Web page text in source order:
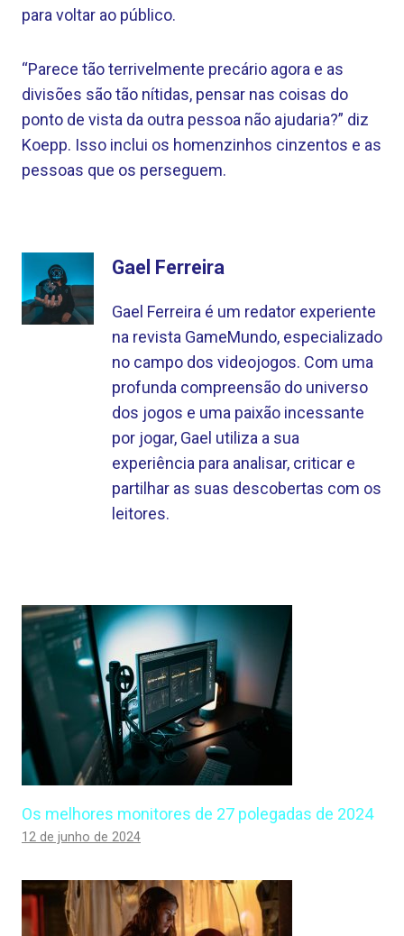
para voltar ao público.
“Parece tão terrivelmente precário agora e as
divisões são tão nítidas, pensar nas coisas do
ponto de vista da outra pessoa não ajudaria?” diz
Koepp. Isso inclui os homenzinhos cinzentos e as
pessoas que os perseguem.
Gael Ferreira
Gael Ferreira é um redator experiente
na revista GameMundo, especializado
no campo dos videojogos. Com uma
profunda compreensão do universo
dos jogos e uma paixão incessante
por jogar, Gael utiliza a sua
experiência para analisar, criticar e
partilhar as suas descobertas com os
leitores.
Os melhores monitores de 27 polegadas de 2024
12 de junho de 2024